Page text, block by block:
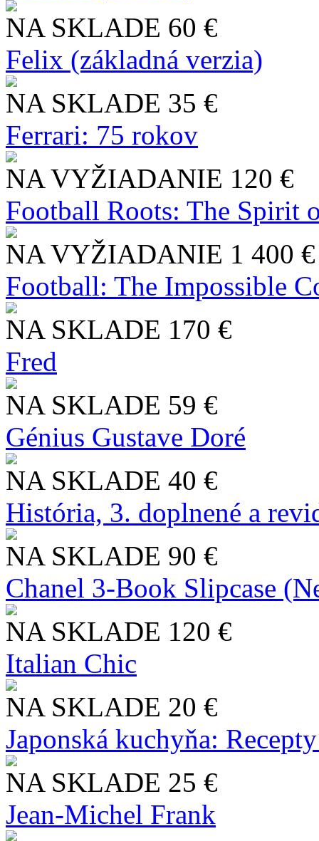
NA SKLADE 60 €
Felix (základná verzia)
NA SKLADE 35 €
Ferrari: 75 rokov
NA VYŽIADANIE 120 €
Football Roots: The Spirit
NA VYŽIADANIE 1 400 €
Football: The Impossible
NA SKLADE 170 €
Fred
NA SKLADE 59 €
Génius Gustave Doré
NA SKLADE 40 €
História, 3. doplnené a
NA SKLADE 90 €
Chanel 3-Book Slipcase
NA SKLADE 120 €
Italian Chic
NA SKLADE 20 €
Japonská kuchyňa:
NA SKLADE 25 €
Jean-Michel Frank